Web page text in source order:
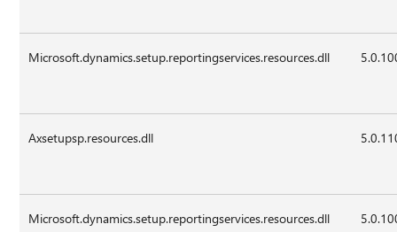
Microsoft.dynamics.setup.reportingservices.resources.dll
Axsetupsp.resources.dll
Microsoft.dynamics.setup.reportingservices.resources.dll